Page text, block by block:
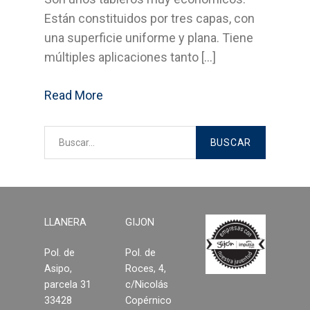
Bricolage
Cocinas
Formica
Outlet
Servicios
Aplicaciones
Están constituidos por tres capas, con
una superficie uniforme y plana. Tiene
múltiples aplicaciones tanto […]
Read More
LLANERA
Pol. de
Asipo,
parcela 31
33428
GIJON
Pol. de
Roces, 4,
c/Nicolás
Copérnico